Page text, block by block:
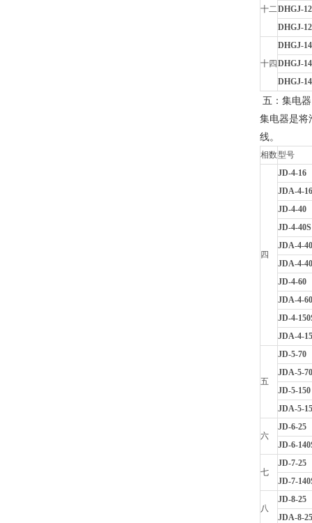
十二DHGJ-
DHGJ-
十四
DHGJ-
DHGJ-
DHGJ-
五：集电器
集电器是将
线。
相数型号
四
JD-4-16
JDA-4-16
JD-4-40
JD-4-40S
JDA-4-40
JDA-4-
JD-4-60
JDA-4-60
JD-4-
JDA-4-
五
JD-5-70
JDA-5-70
JD-5-150
JDA-5-
六
JD-6-25
JD-6-
七
JD-7-25
JD-7-
八
JD-8-25
JDA-8-25